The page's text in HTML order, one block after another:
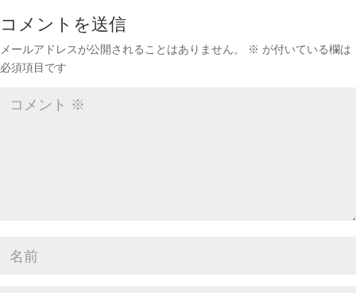
コメントを送信
メールアドレスが公開されることはありません。 ※ が付いている欄は
必須項目です